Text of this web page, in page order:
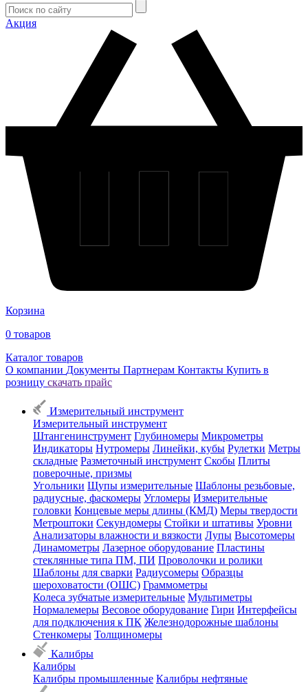
Акция
Корзина
0 товаров
Каталог товаров
О компании Документы Партнерам Контакты Купить в
розницу скачать прайс
Измерительный инструмент
Измерительный инструмент
Штангенинструмент Глубиномеры Микрометры
Индикаторы Нутромеры Линейки, кубы Рулетки Метры
складные Разметочный инструмент Скобы Плиты
поверочные, призмы
Угольники Щупы измерительные Шаблоны резьбовые,
радиусные, фаскомеры Угломеры Измерительные
головки Концевые меры длины (КМД) Меры твердости
Метроштоки Секундомеры Стойки и штативы Уровни
Анализаторы влажности и вязкости Лупы Высотомеры
Динамометры Лазерное оборудование Пластины
стеклянные типа ПМ, ПИ Проволочки и ролики
Шаблоны для сварки Радиусомеры Образцы
шероховатости (ОШС) Граммометры
Колеса зубчатые измерительные Мультиметры
Нормалемеры Весовое оборудование Гири Интерфейсы
для подключения к ПК Железнодорожные шаблоны
Стенкомеры Толщиномеры
Калибры
Калибры
Калибры промышленные Калибры нефтяные